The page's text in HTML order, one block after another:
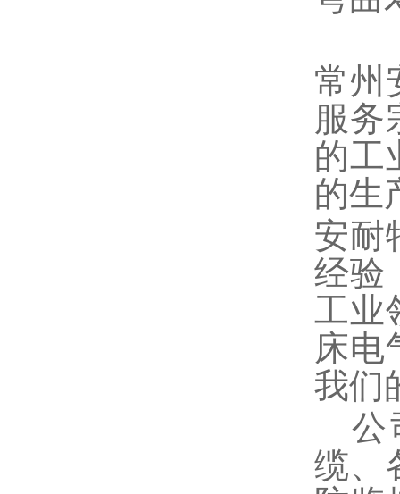
常州
服务
的工
的生
安耐
经验
工业
床电
我们
公
缆、